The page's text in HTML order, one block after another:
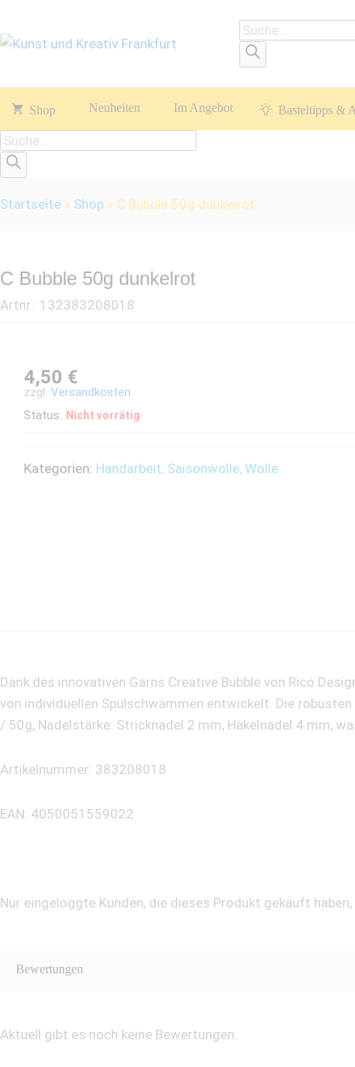
Products
search
Shop Neuheiten Im Angebot Basteltipps &
Products
search
Startseite » Shop » C Bubble 50g dunkelrot
C Bubble 50g dunkelrot
Artnr.: 132383208018
4,50 €
zzgl. Versandkosten
Status: Nicht vorrätig
Kategorien: Handarbeit, Saisonwolle, Wolle
Dank des innovativen Garns Creative Bubble von Rico
von individuellen Spülschwämmen entwickelt. Die
/ 50g, Nadelstärke: Stricknadel 2 mm, Häkelnadel 4 mm,
Artikelnummer: 383208018
EAN: 4050051559022
Nur eingeloggte Kunden, die dieses Produkt gekauft
Bewertungen
Aktuell gibt es noch keine Bewertungen.